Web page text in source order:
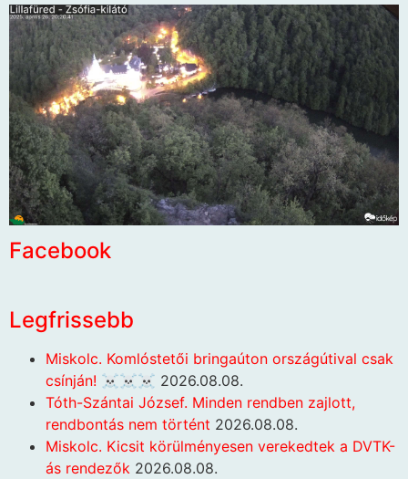
Facebook
Legfrissebb
Miskolc. Komlóstetői bringaúton országútival csak
csínján! ☠️☠️☠️ 2026.08.08.
Tóth-Szántai József. Minden rendben zajlott,
rendbontás nem történt 2026.08.08.
Miskolc. Kicsit körülményesen verekedtek a DVTK-
ás rendezők 2026.08.08.